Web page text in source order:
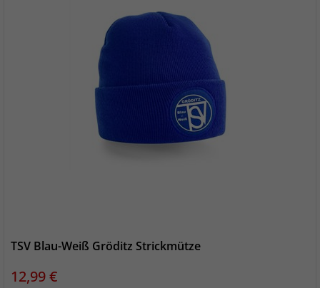
TSV Blau-Weiß Gröditz Strickmütze
Preis
12,99 €